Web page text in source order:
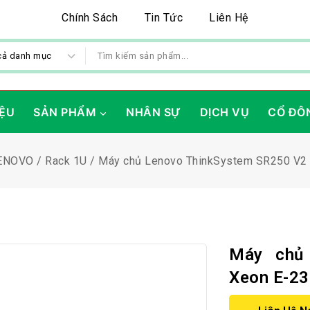
Chính Sách Tin Tức Liên Hệ
SẢN PHẨM NHÂN SỰ DỊCH VỤ CỔ
/ Rack 1U / Máy chủ Lenovo ThinkSystem SR250
Máy chủ
Xeon E-